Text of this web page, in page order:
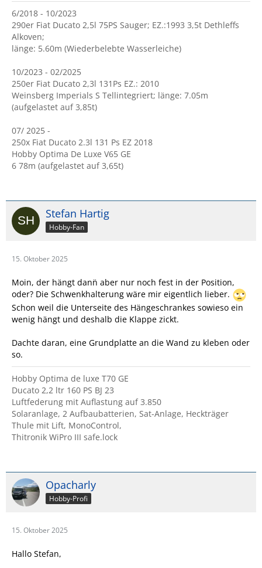
6/2018 - 10/2023
290er Fiat Ducato 2,5l 75PS Sauger; EZ.:1993 3,5t Dethleffs
Alkoven;
länge: 5.60m (Wiederbelebte Wasserleiche)
10/2023 - 02/2025
250er Fiat Ducato 2,3l 131Ps EZ.: 2010
Weinsberg Imperials S Tellintegriert; länge: 7.05m
(aufgelastet auf 3,85t)
07/ 2025 -
250x Fiat Ducato 2.3l 131 Ps EZ 2018
Hobby Optima De Luxe V65 GE
6 78m (aufgelastet auf 3,65t)
Stefan Hartig
Hobby-Fan
15. Oktober 2025
Moin, der hängt dann̈ aber nur noch fest in der Position,
oder? Die Schwenkhalterung wäre mir eigentlich lieber.
Schon weil die Unterseite des Hängeschrankes sowieso ein
wenig hängt und deshalb die Klappe zickt.
Dachte daran, eine Grundplatte an die Wand zu kleben oder
so.
Hobby Optima de luxe T70 GE
Ducato 2,2 ltr 160 PS BJ 23
Luftfederung mit Auflastung auf 3.850
Solaranlage, 2 Aufbaubatterien, Sat-Anlage, Heckträger
Thule mit Lift, MonoControl,
Thitronik WiPro III safe.lock
Opacharly
Hobby-Profi
15. Oktober 2025
Hallo Stefan,